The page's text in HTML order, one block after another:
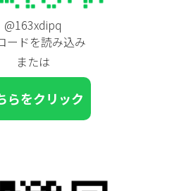
@163xdipq
ードを読み込み
または
らをクリック